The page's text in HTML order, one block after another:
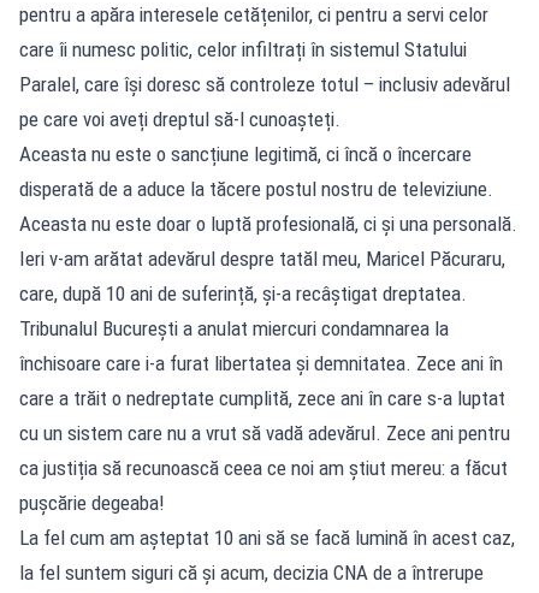
pentru a apăra interesele cetățenilor, ci pentru a servi celor
care îi numesc politic, celor infiltrați în sistemul Statului
Paralel, care își doresc să controleze totul – inclusiv adevărul
pe care voi aveți dreptul să-l cunoașteți.
Aceasta nu este o sancțiune legitimă, ci încă o încercare
disperată de a aduce la tăcere postul nostru de televiziune.
Aceasta nu este doar o luptă profesională, ci și una personală.
Ieri v-am arătat adevărul despre tatăl meu, Maricel Păcuraru,
care, după 10 ani de suferință, și-a recâștigat dreptatea.
Tribunalul București a anulat miercuri condamnarea la
închisoare care i-a furat libertatea și demnitatea. Zece ani în
care a trăit o nedreptate cumplită, zece ani în care s-a luptat
cu un sistem care nu a vrut să vadă adevărul. Zece ani pentru
ca justiția să recunoască ceea ce noi am știut mereu: a făcut
pușcărie degeaba!
La fel cum am așteptat 10 ani să se facă lumină în acest caz,
la fel suntem siguri că și acum, decizia CNA de a întrerupe